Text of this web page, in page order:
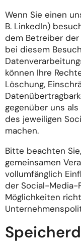
Wenn Sie einen
B. LinkedIn)
dem Betreiber
bei diesem
können Ihre
Löschung,
gegenüber uns
des jeweiligen
machen.
Bitte beachten
gemeinsamen
vollumfänglich
der Social-Media-
Möglichkeiten